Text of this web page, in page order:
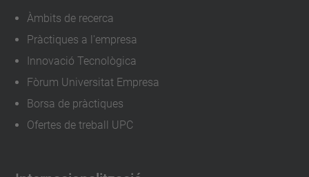
Àmbits de recerca
Pràctiques a l'empresa
Innovació Tecnològica
Fòrum Universitat Empresa
Borsa de pràctiques
Ofertes de treball UPC